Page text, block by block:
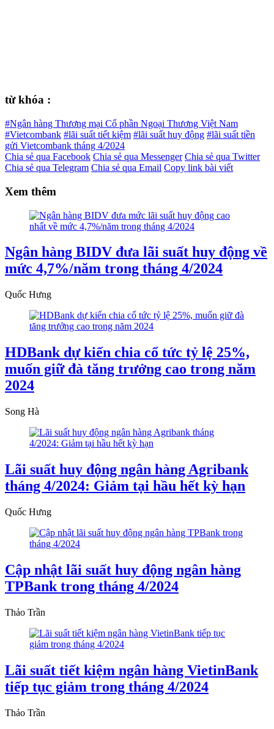
từ khóa :
#Ngân hàng Thương mại Cổ phần Ngoại Thương Việt Nam
#Vietcombank #lãi suất tiết kiệm #lãi suất huy động #lãi suất tiền
gửi Vietcombank tháng 4/2024
Chia sẻ qua Facebook Chia sẻ qua Messenger Chia sẻ qua Twitter
Chia sẻ qua Telegram Chia sẻ qua Email Copy link bài viết
Xem thêm
Ngân hàng BIDV đưa lãi suất huy động về
mức 4,7%/năm trong tháng 4/2024
Quốc Hưng
HDBank dự kiến chia cổ tức tỷ lệ 25%,
muốn giữ đà tăng trưởng cao trong năm
2024
Song Hà
Lãi suất huy động ngân hàng Agribank
tháng 4/2024: Giảm tại hầu hết kỳ hạn
Quốc Hưng
Cập nhật lãi suất huy động ngân hàng
TPBank trong tháng 4/2024
Thảo Trần
Lãi suất tiết kiệm ngân hàng VietinBank
tiếp tục giảm trong tháng 4/2024
Thảo Trần